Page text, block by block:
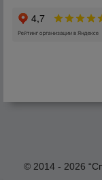
© 2014 - 2026